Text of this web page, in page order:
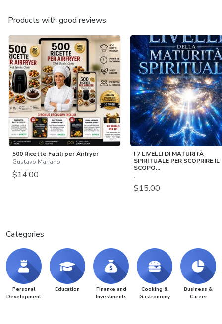
Products with good reviews
500 Ricette Facili per Airfryer
Gustavo Mariano
$14.00
I 7 LIVELLI DI MATURITÀ
SPIRITUALE PER SCOPRIRE
SCOPO...
.
$15.00
Categories
Personal
Development
Education
Finance and
Investments
Cooking &
Gastronomy
Business &
Career